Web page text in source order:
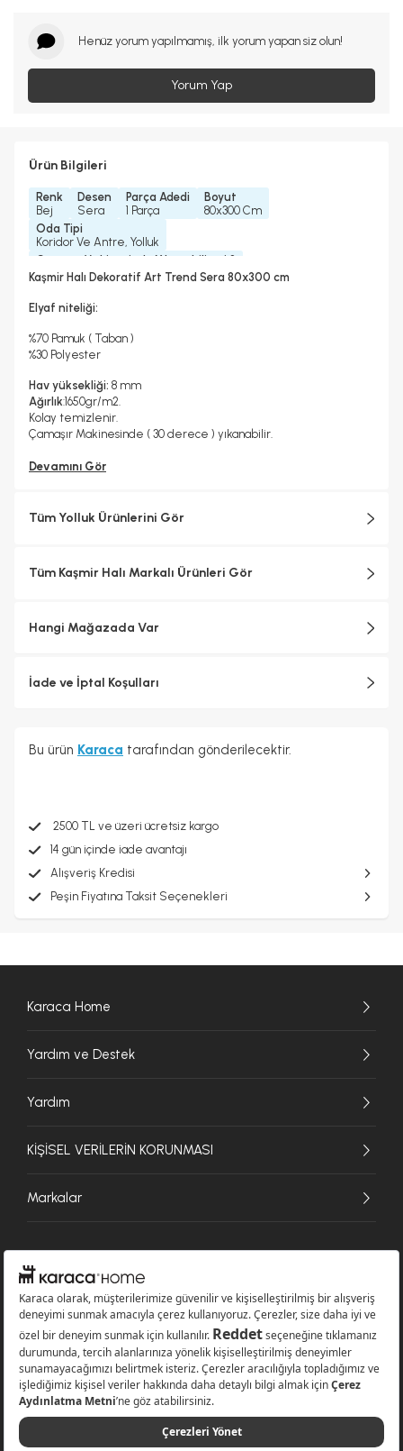
Henüz yorum yapılmamış, ilk yorum yapan siz olun!
Yorum Yap
Ürün Bilgileri
Renk
Bej
Desen
Sera
Parça Adedi
1 Parça
Boyut
80x300 Cm
Oda Tipi
Koridor Ve Antre, Yolluk
Çamaşır Makinesinde Yıkanabilir mi ?
Hayır
Hayır
Hayır
Halı Metrekare (M2)
Kaşmir Halı Dekoratif Art Trend Sera 80x300 cm
Elyaf niteliği:
%70 Pamuk ( Taban )
%30 Polyester
Hav yüksekliği: 8 mm
Ağırlık:1650gr/m2.
Kolay temizlenir.
Çamaşır Makinesinde ( 30 derece ) yıkanabilir.
Devamını Gör
Tüm Yolluk Ürünlerini Gör
Tüm Kaşmir Halı Markalı Ürünleri Gör
Hangi Mağazada Var
İade ve İptal Koşulları
Bu ürün Karaca tarafından gönderilecektir.
2500 TL ve üzeri ücretsiz kargo
14 gün içinde iade avantajı
Alışveriş Kredisi
Peşin Fiyatına Taksit Seçenekleri
Karaca Home
Yardım ve Destek
Yardım
KİŞİSEL VERİLERİN KORUNMASI
Markalar
© 2026 Karaca Home Collection Tekstil Sanayi ve Ticaret A.Ş. - Tüm hakları
saklıdır.